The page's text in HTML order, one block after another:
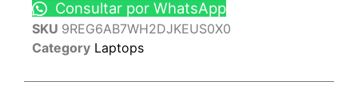
Consultar por WhatsApp
SKU 9REG6AB7WH2DJKEUS0X0
Category Laptops